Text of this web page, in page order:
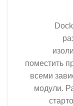
поместить
всеми
модули.